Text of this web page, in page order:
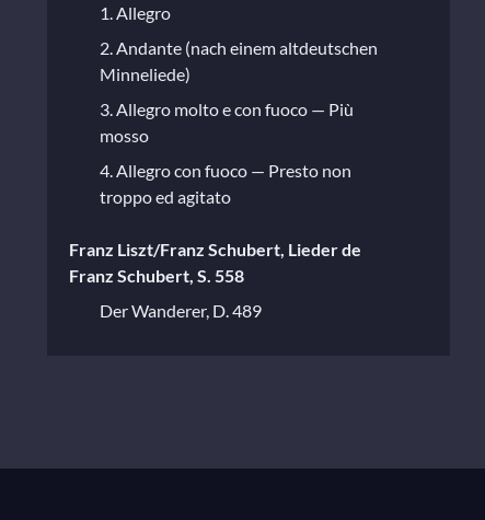
1. Allegro
2. Andante (nach einem altdeutschen
Minneliede)
3. Allegro molto e con fuoco — Più
mosso
4. Allegro con fuoco — Presto non
troppo ed agitato
Franz Liszt/Franz Schubert, Lieder de
Franz Schubert, S. 558
Der Wanderer, D. 489